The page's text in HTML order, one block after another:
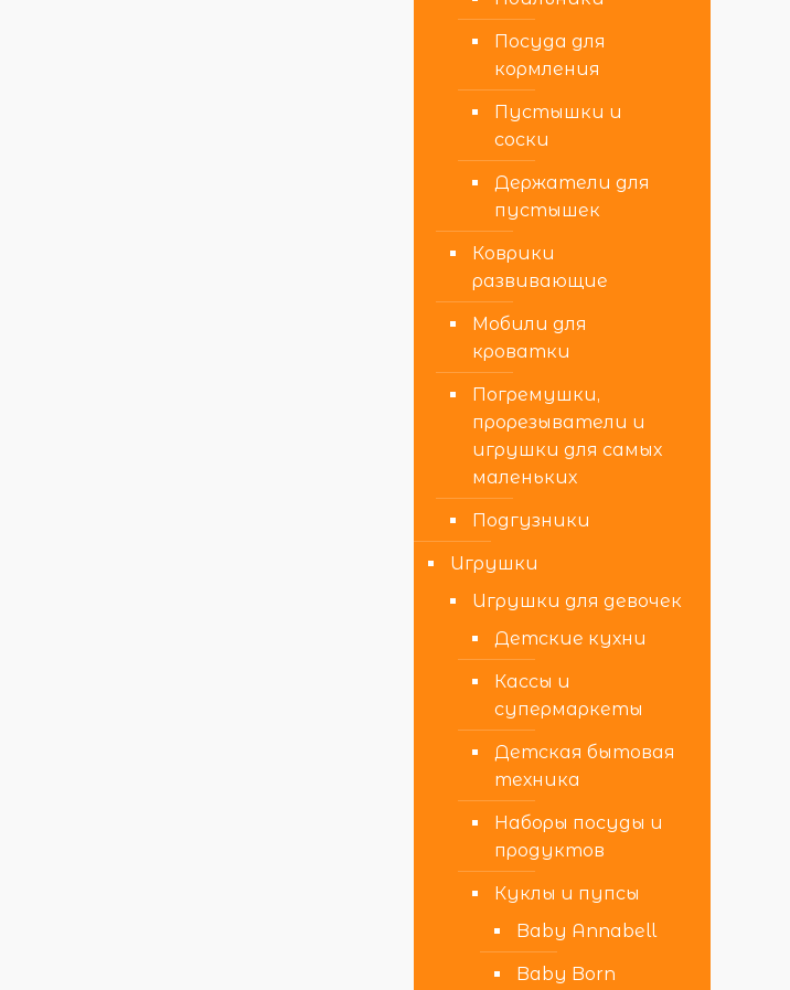
Посуда для
кормления
Пустышки и
соски
Держатели для
пустышек
Коврики
развивающие
Мобили для
кроватки
Погремушки,
прорезыватели и
игрушки для самых
маленьких
Подгузники
Игрушки
Игрушки для девочек
Детские кухни
Кассы и
супермаркеты
Детская бытовая
техника
Наборы посуды и
продуктов
Куклы и пупсы
Baby Annabell
Baby Born